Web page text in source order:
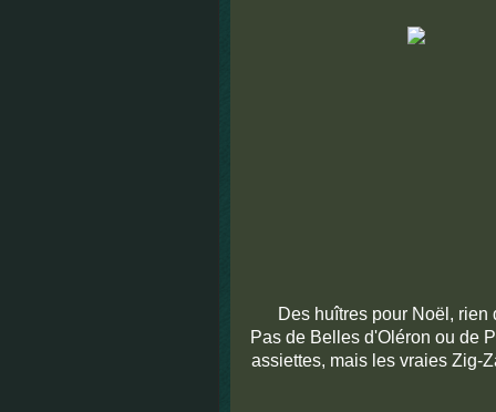
Des huîtres pour Noël,
Pas de Belles d'Oléron ou de
assiettes, mais les vraies Zig-